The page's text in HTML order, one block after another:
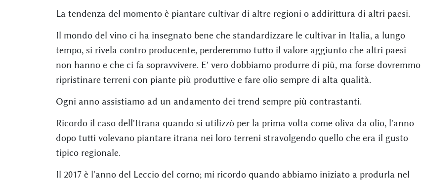
La tendenza del momento è piantare cultivar di altre regioni o addirittura di altri paesi.
Il mondo del vino ci ha insegnato bene che standardizzare le cultivar in Italia, a lungo
tempo, si rivela contro producente, perderemmo tutto il valore aggiunto che altri paesi
non hanno e che ci fa sopravvivere. E' vero dobbiamo produrre di più, ma forse dovremmo
ripristinare terreni con piante più produttive e fare olio sempre di alta qualità.
Ogni anno assistiamo ad un andamento dei trend sempre più contrastanti.
Ricordo il caso dell'Itrana quando si utilizzò per la prima volta come oliva da olio, l'anno
dopo tutti volevano piantare itrana nei loro terreni stravolgendo quello che era il gusto
tipico regionale.
Il 2017 è l'anno del Leccio del corno; mi ricordo quando abbiamo iniziato a produrla nel